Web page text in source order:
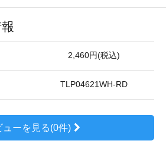
2,460円(税込)
TLP04621WH-RD
ューを見る(0件)